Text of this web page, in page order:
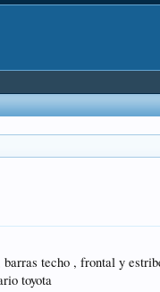
techo , frontal y
toyota